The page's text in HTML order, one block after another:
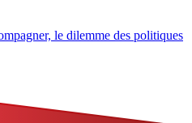
le dilemme des politiques